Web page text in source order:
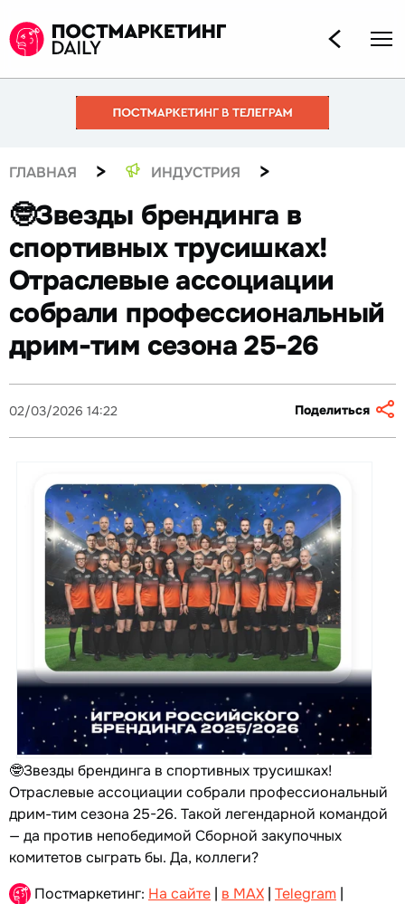
ГЛАВНАЯ > ИНДУСТРИЯ >
🤓Звезды брендинга в
спортивных трусишках!
Отраслевые ассоциации
собрали профессиональный
дрим-тим сезона 25-26
02/03/2026 14:22 Поделиться
🤓Звезды брендинга в спортивных трусишках!
Отраслевые ассоциации собрали профессиональный
дрим-тим сезона 25-26. Такой легендарной командой
— да против непобедимой Сборной закупочных
комитетов сыграть бы. Да, коллеги?
Постмаркетинг: На сайте | в MAX | Telegram |